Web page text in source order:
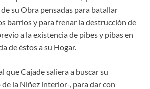
de su Obra pensadas para batallar
barrios y para frenar la destrucción de
a la existencia de pibes y pibas en
de éstos a su Hogar.
que Cajade saliera a buscar su
la Niñez interior-, para dar con